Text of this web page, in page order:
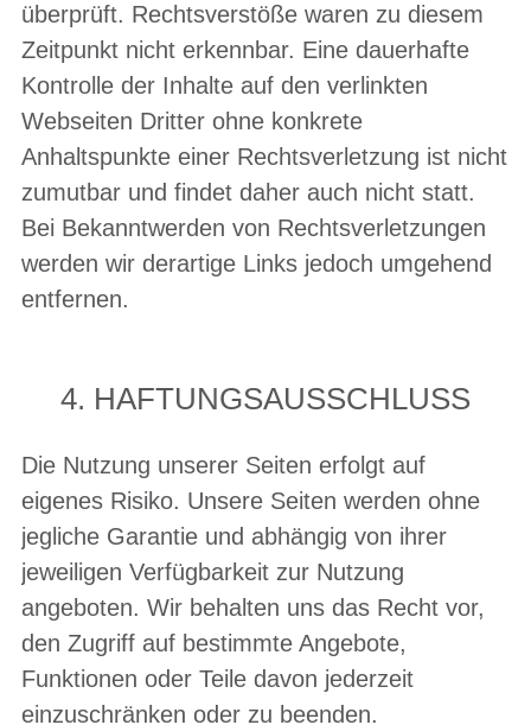
überprüft. Rechtsverstöße waren zu diesem
Zeitpunkt nicht erkennbar. Eine dauerhafte
Kontrolle der Inhalte auf den verlinkten
Webseiten Dritter ohne konkrete
Anhaltspunkte einer Rechtsverletzung ist nicht
zumutbar und findet daher auch nicht statt.
Bei Bekanntwerden von Rechtsverletzungen
werden wir derartige Links jedoch umgehend
entfernen.
4. HAFTUNGSAUSSCHLUSS
Die Nutzung unserer Seiten erfolgt auf
eigenes Risiko. Unsere Seiten werden ohne
jegliche Garantie und abhängig von ihrer
jeweiligen Verfügbarkeit zur Nutzung
angeboten. Wir behalten uns das Recht vor,
den Zugriff auf bestimmte Angebote,
Funktionen oder Teile davon jederzeit
einzuschränken oder zu beenden.